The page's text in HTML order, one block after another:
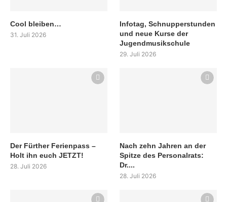
Cool bleiben…
31. Juli 2026
Infotag, Schnupperstunden
und neue Kurse der
Jugendmusikschule
29. Juli 2026
Der Fürther Ferienpass –
Holt ihn euch JETZT!
28. Juli 2026
Nach zehn Jahren an der
Spitze des Personalrats:
Dr....
28. Juli 2026